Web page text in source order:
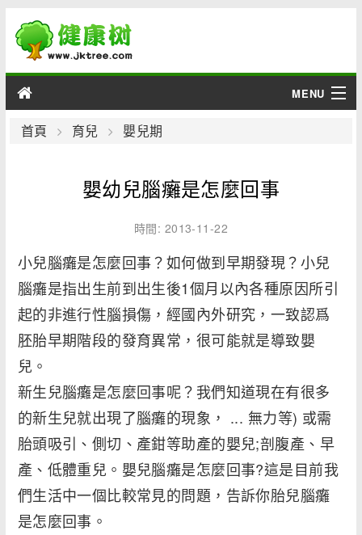
MENU
男性
綜合
疾病
首頁 育兒 嬰兒期
嬰幼兒腦癱是怎麼回事
時間: 2013-11-22
小兒腦癱是怎麼回事？如何做到早期發現？小兒
腦癱是指出生前到出生後1個月以內各種原因所引
起的非進行性腦損傷，經國內外研究，一致認爲
胚胎早期階段的發育異常，很可能就是導致嬰
兒。
新生兒腦癱是怎麼回事呢？我們知道現在有很多
的新生兒就出現了腦癱的現象， ... 無力等) 或需
胎頭吸引、側切、產鉗等助產的嬰兒;剖腹產、早
產、低體重兒。嬰兒腦癱是怎麼回事?這是目前我
們生活中一個比較常見的問題，告訴你胎兒腦癱
是怎麼回事。